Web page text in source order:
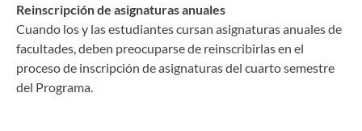
Reinscripción de asignaturas anuales
Cuando los y las estudiantes cursan asignaturas anuales de
facultades, deben preocuparse de reinscribirlas en el
proceso de inscripción de asignaturas del cuarto semestre
del Programa.